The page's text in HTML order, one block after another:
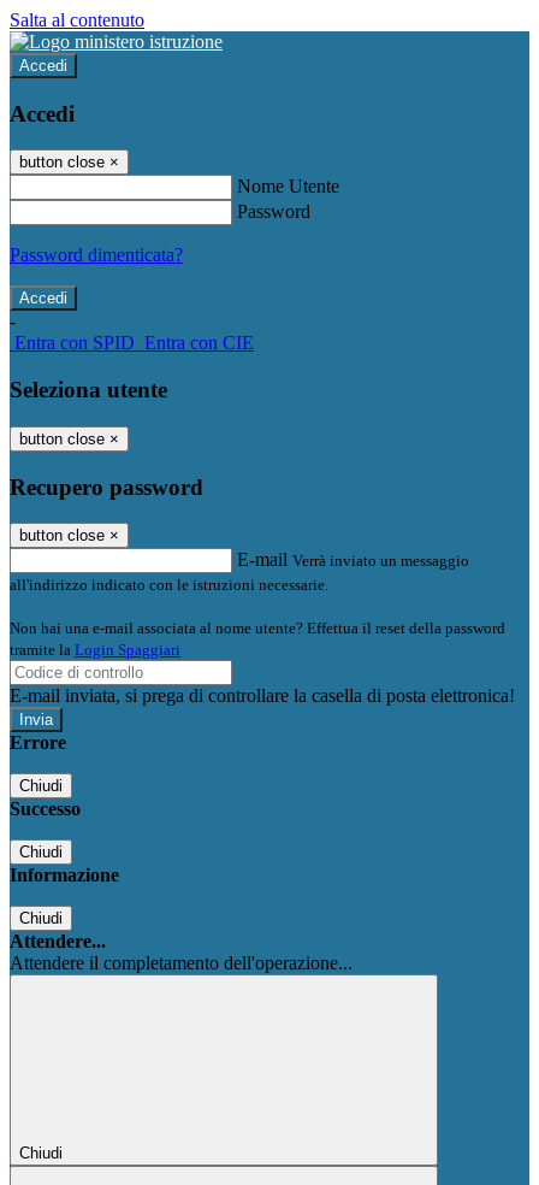
Salta al contenuto
Accedi
Accedi
button close ×
Nome Utente
Password
Password dimenticata?
-
Entra con SPID Entra con CIE
Seleziona utente
button close ×
Recupero password
button close ×
E-mail Verrà inviato un messaggio
all'indirizzo indicato con le istruzioni necessarie.
Non hai una e-mail associata al nome utente? Effettua il reset della password
tramite la Login Spaggiari
E-mail inviata, si prega di controllare la casella di posta elettronica!
Errore
Chiudi
Successo
Chiudi
Informazione
Chiudi
Attendere...
Attendere il completamento dell'operazione...
Chiudi